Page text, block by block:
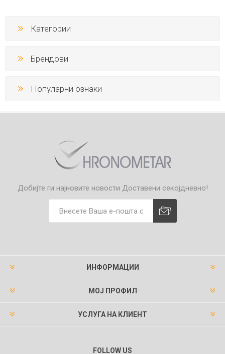
Категории
Брендови
Популарни ознаки
Добијте ги најновите новости Доставени секојдневно!
ИНФОРМАЦИИ
МОЈ ПРОФИЛ
УСЛУГА НА КЛИЕНТ
FOLLOW US